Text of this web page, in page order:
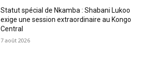
Statut spécial de Nkamba : Shabani Lukoo
exige une session extraordinaire au Kongo
Central
7 août 2026